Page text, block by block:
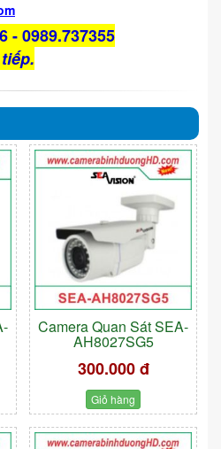
- 0989.737355
Camera Quan Sát SEA-
AH8027SG5
300.000 đ
Giỏ hàng